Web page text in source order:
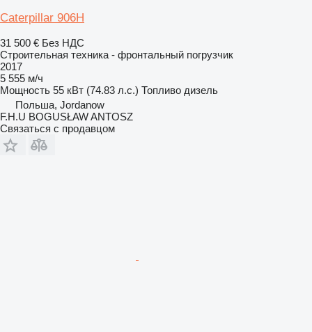
Caterpillar 906H
31 500 € Без НДС
Строительная техника - фронтальный погрузчик
2017
5 555 м/ч
Мощность 55 кВт (74.83 л.с.) Топливо дизель
Польша, Jordanow
F.H.U BOGUSŁAW ANTOSZ
Связаться с продавцом